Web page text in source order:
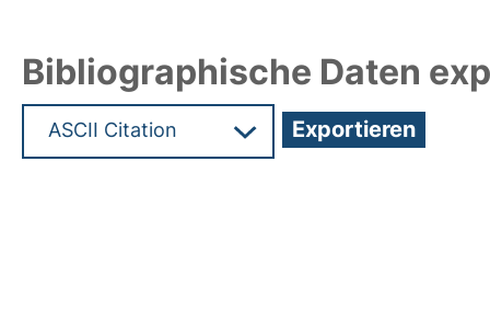
Bibliographische Daten